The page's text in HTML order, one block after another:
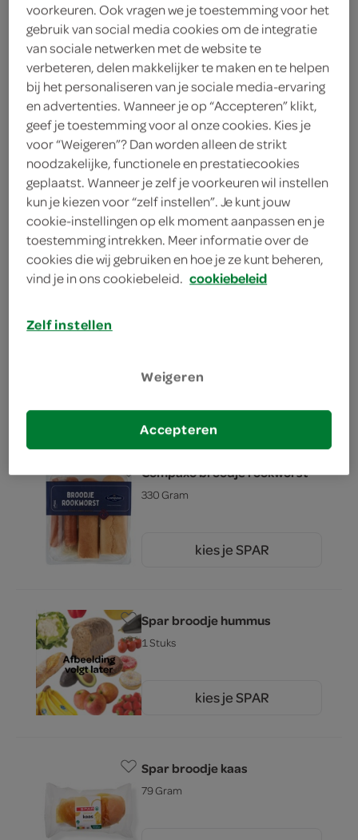
Spar frikandelbroodje
175 Gram
1.50 kies je SPAR
Spar broodje beenham
88 Gram
2.55 kies je SPAR
4.
Compaxo broodje rookworst
330 Gram
kies je SPAR
Spar broodje hummus
1 Stuks
kies je SPAR
Spar broodje kaas
79 Gram
voorkeuren. Ook vragen we je toestemming voor het
gebruik van social media cookies om de integratie
van sociale netwerken met de website te
verbeteren, delen makkelijker te maken en te helpen
bij het personaliseren van je sociale media-ervaring
en advertenties. Wanneer je op “Accepteren” klikt,
geef je toestemming voor al onze cookies. Kies je
voor “Weigeren”? Dan worden alleen de strikt
noodzakelijke, functionele en prestatiecookies
geplaatst. Wanneer je zelf je voorkeuren wil instellen
kun je kiezen voor “zelf instellen”. Je kunt jouw
cookie-instellingen op elk moment aanpassen en je
toestemming intrekken. Meer informatie over de
cookies die wij gebruiken en hoe je ze kunt beheren,
vind je in ons cookiebeleid. cookiebeleid
Zelf instellen
Weigeren
Accepteren